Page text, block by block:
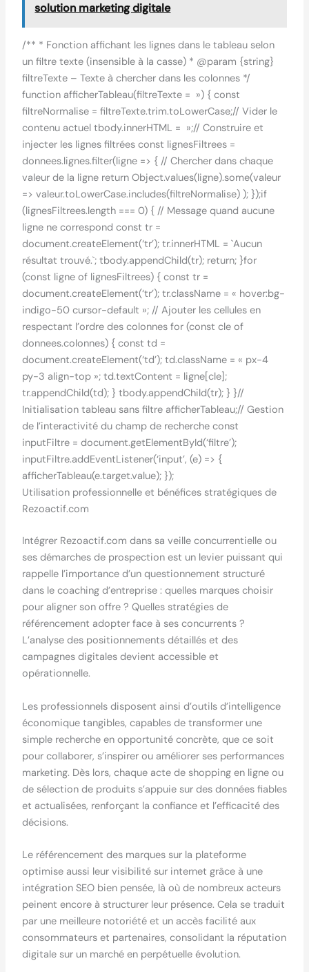
solution marketing digitale
/** * Fonction affichant les lignes dans le tableau selon
un filtre texte (insensible à la casse) * @param {string}
filtreTexte – Texte à chercher dans les colonnes */
function afficherTableau(filtreTexte = ») { const
filtreNormalise = filtreTexte.trim.toLowerCase;// Vider le
contenu actuel tbody.innerHTML = »;// Construire et
injecter les lignes filtrées const lignesFiltrees =
donnees.lignes.filter(ligne => { // Chercher dans chaque
valeur de la ligne return Object.values(ligne).some(valeur
=> valeur.toLowerCase.includes(filtreNormalise) ); });if
(lignesFiltrees.length === 0) { // Message quand aucune
ligne ne correspond const tr =
document.createElement(‘tr’); tr.innerHTML = `Aucun
résultat trouvé.`; tbody.appendChild(tr); return; }for
(const ligne of lignesFiltrees) { const tr =
document.createElement(‘tr’); tr.className = « hover:bg-
indigo-50 cursor-default »; // Ajouter les cellules en
respectant l’ordre des colonnes for (const cle of
donnees.colonnes) { const td =
document.createElement(‘td’); td.className = « px-4
py-3 align-top »; td.textContent = ligne[cle];
tr.appendChild(td); } tbody.appendChild(tr); } }//
Initialisation tableau sans filtre afficherTableau;// Gestion
de l’interactivité du champ de recherche const
inputFiltre = document.getElementById(‘filtre’);
inputFiltre.addEventListener(‘input’, (e) => {
afficherTableau(e.target.value); });
Utilisation professionnelle et bénéfices stratégiques de
Rezoactif.com
Intégrer Rezoactif.com dans sa veille concurrentielle ou
ses démarches de prospection est un levier puissant qui
rappelle l’importance d’un questionnement structuré
dans le coaching d’entreprise : quelles marques choisir
pour aligner son offre ? Quelles stratégies de
référencement adopter face à ses concurrents ?
L’analyse des positionnements détaillés et des
campagnes digitales devient accessible et
opérationnelle.
Les professionnels disposent ainsi d’outils d’intelligence
économique tangibles, capables de transformer une
simple recherche en opportunité concrète, que ce soit
pour collaborer, s’inspirer ou améliorer ses performances
marketing. Dès lors, chaque acte de shopping en ligne ou
de sélection de produits s’appuie sur des données fiables
et actualisées, renforçant la confiance et l’efficacité des
décisions.
Le référencement des marques sur la plateforme
optimise aussi leur visibilité sur internet grâce à une
intégration SEO bien pensée, là où de nombreux acteurs
peinent encore à structurer leur présence. Cela se traduit
par une meilleure notoriété et un accès facilité aux
consommateurs et partenaires, consolidant la réputation
digitale sur un marché en perpétuelle évolution.